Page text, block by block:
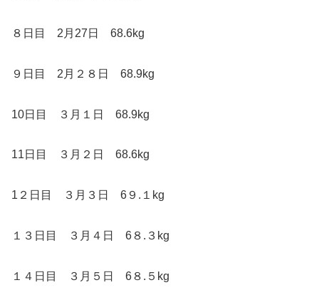
８日目 2月27日 68.6kg
９日目 2月２８日 68.9kg
10日目 ３月１日 68.9kg
11日目 ３月２日 68.6kg
1２日目 ３月３日 6９.１kg
１３日目 ３月４日 6８.３kg
１４日目 ３月５日 6８.５kg